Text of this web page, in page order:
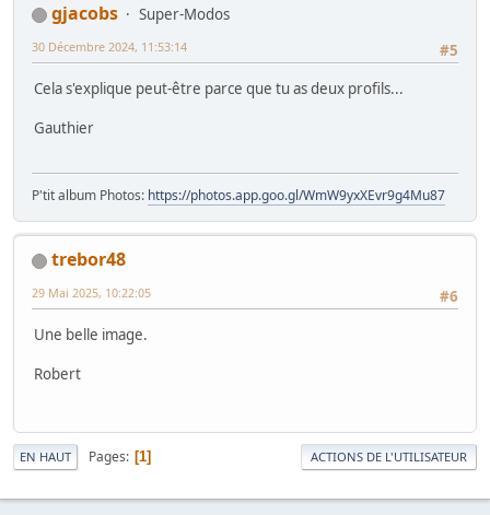
gjacobs
Super-Modos
#5
30 Décembre 2024, 11:53:14
Cela s'explique peut-être parce que tu as deux profils...
Gauthier
P'tit album Photos: https://photos.app.goo.gl/WmW9yxXEvr9g4Mu87
trebor48
#6
29 Mai 2025, 10:22:05
Une belle image.
Robert
EN HAUT Pages 1 ACTIONS DE L'UTILISATEUR